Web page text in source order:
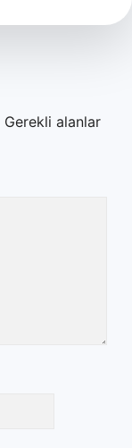
Gerekli alanlar